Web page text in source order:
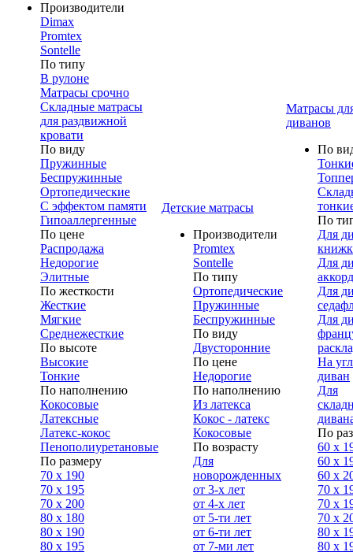
Производители
Dimax
Promtex
Sontelle
По типу
В рулоне
Матрасы срочно
Складные матрасы
для раздвижной
кровати
По виду
Пружинные
Беспружинные
Ортопедические
С эффектом памяти
Гипоаллергенные
По цене
Распродажа
Недорогие
Элитные
По жесткости
Жесткие
Мягкие
Среднежесткие
По высоте
Высокие
Тонкие
По наполнению
Кокосовые
Латексные
Латекс-кокос
Пенополиуретановые
По размеру
70 х 190
70 х 195
70 х 200
80 х 180
80 х 190
80 х 195
Детские матрасы
Производители
Promtex
Sontelle
По типу
Ортопедические
Пружинные
Беспружинные
По виду
Двусторонние
По цене
Недорогие
По наполнению
Из латекса
Кокос - латекс
Кокосовые
По возрасту
Для
новорожденных
от 3-х лет
от 4-х лет
от 5-ти лет
от 6-ти лет
от 7-ми лет
Матрасы
диванов
По
По
Для
Для
Для
Для
На
диван
Для
По
60 х
60 х
60 х
70 x
70 х
70 x
80 x
80 x